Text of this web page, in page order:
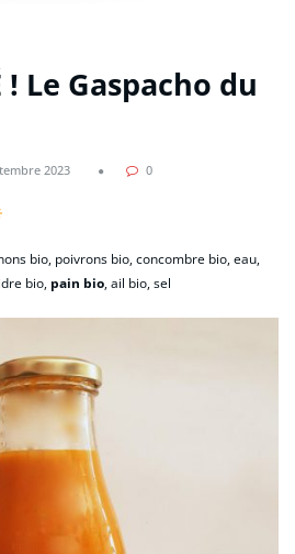
! Le Gaspacho du
2023 0
bio, poivrons bio, concombre bio, eau,
bio, pain bio, ail bio, sel